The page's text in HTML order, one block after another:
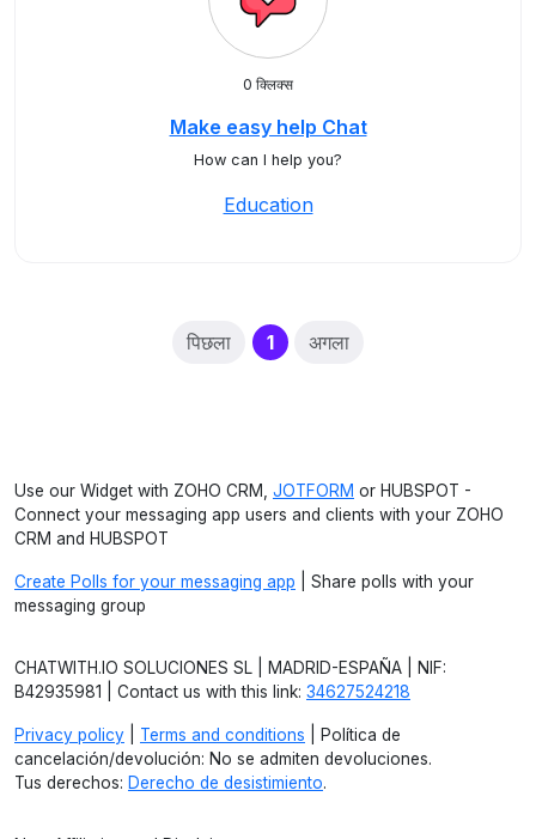
0 क्लिक्स
Make easy help Chat
How can I help you?
Education
पिछला 1(current)
अगला
Use our Widget with ZOHO CRM, JOTFORM or HUBSPOT -
Connect your messaging app users and clients with your ZOHO
CRM and HUBSPOT
Create Polls for your messaging app | Share polls with your
messaging group
CHATWITH.IO SOLUCIONES SL | MADRID-ESPAÑA | NIF:
B42935981 | Contact us with this link: 34627524218
Privacy policy Terms and conditions | Política de
cancelación/devolución: No se admiten devoluciones.
Tus derechos: Derecho de desistimiento.